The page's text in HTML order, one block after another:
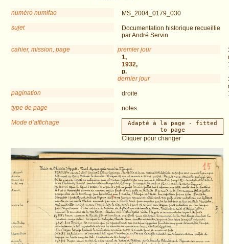
numéro numifao
MS_2004_0179_030
sujet
Documentation historique recueillie
par André Servin
cahier, mission, page
QOL
1,
1932,
p.
15
pagination
droite
type de page
notes
premier jour
dernier jour
Mode d’affichage
Adapté à la page - fitted
to page
Cliquer pour changer